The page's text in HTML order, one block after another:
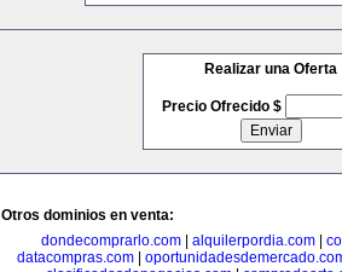
Realizar una Oferta
Precio Ofrecido $
Otros dominios en venta:
dondecomprarlo.com| alquilerpordia.com|
datacompras.com